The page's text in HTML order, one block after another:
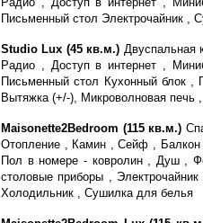
Письменный стол Электрочайник ,
Studio Lux (45 кв.м.) Двуспальная
Радио , Доступ в интернет ,
Письменный стол Кухонный блок ,
Вытяжка (+/-), Микроволновая
Maisonette2Bedroom (115 кв.м.)
Отопление , Камин , Сейф , Балкон
Пол в номере - ковролин , Душ ,
столовые приборы ,
Холодильник , Сушилка для белья